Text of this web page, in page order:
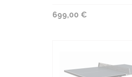
699,00 €